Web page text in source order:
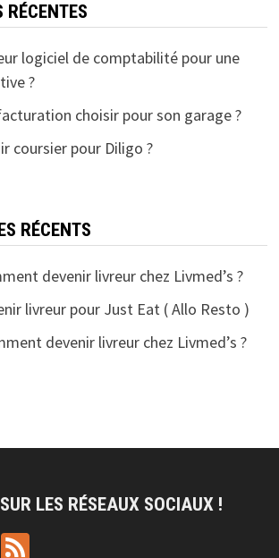
logiciel de comptabilité pour une
?
choisir pour son garage ?
coursier pour Diligo ?
RÉCENTS
devenir livreur chez Livmed’s ?
livreur pour Just Eat ( Allo Resto )
devenir livreur chez Livmed’s ?
LES RÉSEAUX SOCIAUX !
Feed